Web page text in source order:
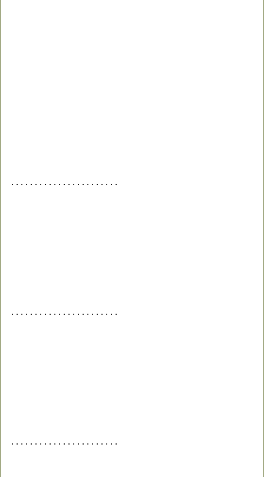
. . . . . . . . . . . . . . . . . . . . . . .
. . . . . . . . . . . . . . . . . . . . . . .
. . . . . . . . . . . . . . . . . . . . . . .